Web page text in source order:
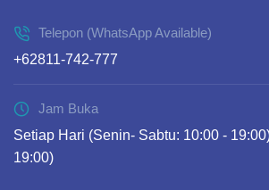
Telepon (WhatsApp Available)
+62811-742-777
Jam Buka
Setiap Hari (Senin- Sabtu: 10:00 -
19:00)